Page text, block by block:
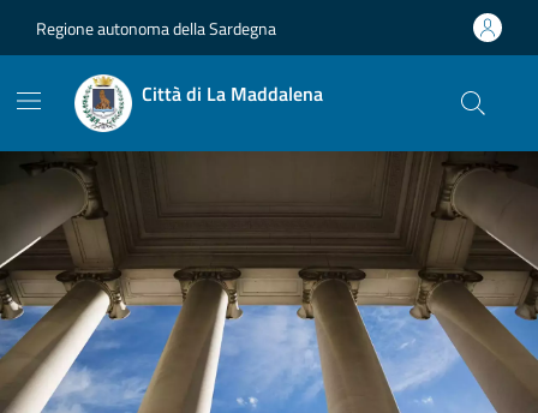
Regione autonoma della Sardegna
Città di La Maddalena